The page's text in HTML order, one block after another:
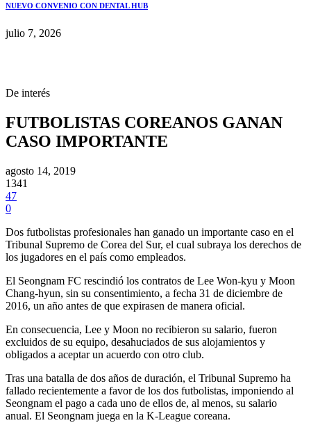
NUEVO CONVENIO CON DENTAL HUB
julio 7, 2026
De interés
FUTBOLISTAS COREANOS GANAN
CASO IMPORTANTE
agosto 14, 2019
1341
47
0
Dos futbolistas profesionales han ganado un importante caso en el
Tribunal Supremo de Corea del Sur, el cual subraya los derechos de
los jugadores en el país como empleados.
El Seongnam FC rescindió los contratos de Lee Won-kyu y Moon
Chang-hyun, sin su consentimiento, a fecha 31 de diciembre de
2016, un año antes de que expirasen de manera oficial.
En consecuencia, Lee y Moon no recibieron su salario, fueron
excluidos de su equipo, desahuciados de sus alojamientos y
obligados a aceptar un acuerdo con otro club.
Tras una batalla de dos años de duración, el Tribunal Supremo ha
fallado recientemente a favor de los dos futbolistas, imponiendo al
Seongnam el pago a cada uno de ellos de, al menos, su salario
anual. El Seongnam juega en la K-League coreana.